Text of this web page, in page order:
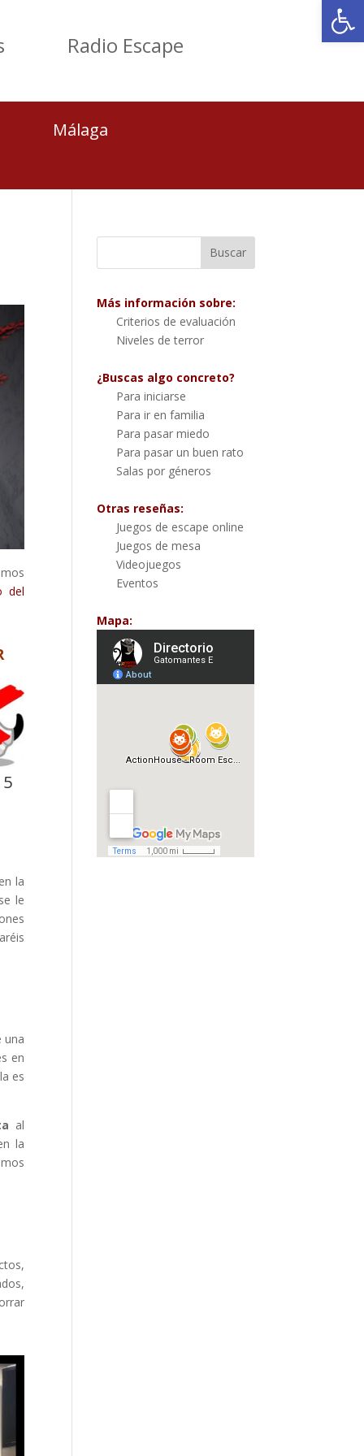
Radio Escape
Málaga
del
5
la
le
una
en
es
al
la
Más información sobre:
Criterios de evaluación
Niveles de terror
¿Buscas algo concreto?
Para iniciarse
Para ir en familia
Para pasar miedo
Para pasar un buen rato
Salas por géneros
Otras reseñas:
Juegos de escape online
Juegos de mesa
Videojuegos
Eventos
Mapa: